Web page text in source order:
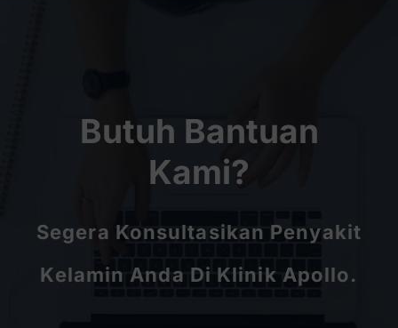
Butuh Bantuan
Kami?
Segera Konsultasikan Penyakit
Kelamin Anda Di Klinik Apollo.